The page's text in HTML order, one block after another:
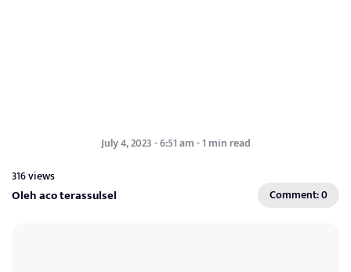
July 4, 2023 - 6:51 am - 1 min read
316 views
Oleh aco terassulsel Comment: 0